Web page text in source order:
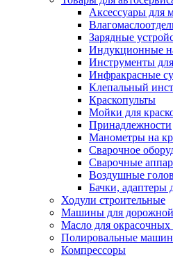
Аксессуары для
Зарядные
Индукционные
Инструменты
Инфракрасные
Клепальный
Краскопульты
Мойки для
Принадлежности
Манометры на
Сварочное
Сварочные
Воздушные
Бачки, адаптеры
Ходули строительные
Машины для дорожной
Масло для окрасочных
Полировальные
Компрессоры